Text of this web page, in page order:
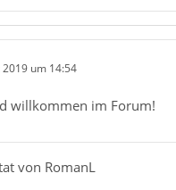
um 14:54
willkommen im Forum!
von RomanL